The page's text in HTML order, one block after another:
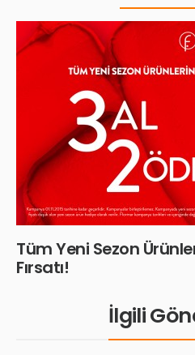
Tüm Yeni Sezon
Fırsatı!
İlgili